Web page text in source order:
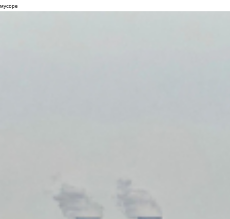
мусоре